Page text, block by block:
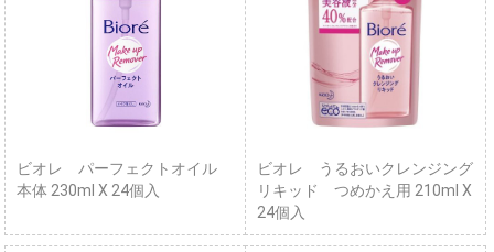
ビオレ パーフェクトオイル
本体 230ml X 24個入
ビオレ うるおいクレンジング
リキッド つめかえ用 210ml X
24個入